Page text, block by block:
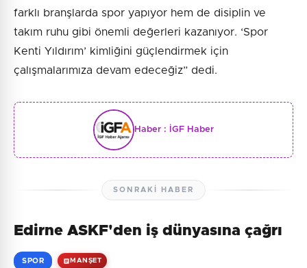
farklı branşlarda spor yapıyor hem de disiplin ve
takım ruhu gibi önemli değerleri kazanıyor. ‘Spor
Kenti Yıldırım’ kimliğini güçlendirmek için
çalışmalarımıza devam edeceğiz” dedi.
Haber : İGF Haber
SONRAKI HABER
Edirne ASKF'den iş dünyasına çağrı
SPOR MANŞET